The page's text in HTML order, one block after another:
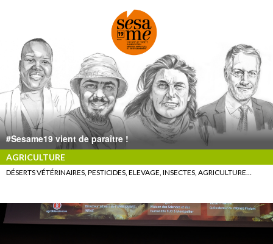
#Sesame19 vient de paraître !
AGRICULTURE
DÉSERTS VÉTÉRINAIRES, PESTICIDES, ELEVAGE, INSECTES, AGRICULTURE…